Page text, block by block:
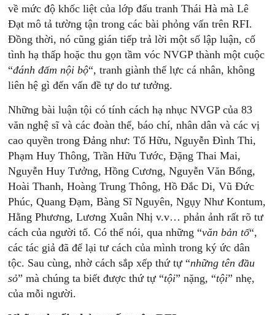
về mức độ khốc liệt của lớp đấu tranh Thái Hà mà Lê
Đạt mô tả tường tận trong các bài phỏng vấn trên RFI.
Đồng thời, nó cũng gián tiếp trả lời một số lập luận, cố
tình hạ thấp hoặc thu gọn tầm vóc NVGP thành một cuộc
“đánh đấm nội bộ“, tranh giành thế lực cá nhân, không
liên hệ gì đến vấn đề tự do tư tưởng.
Những bài luận tội có tính cách hạ nhục NVGP của 83
văn nghệ sĩ và các đoàn thể, báo chí, nhân dân và các vị
cao quyền trong Đảng như: Tố Hữu, Nguyễn Đình Thi,
Phạm Huy Thông, Trần Hữu Tước, Đặng Thai Mai,
Nguyễn Huy Tưởng, Hồng Cương, Nguyễn Văn Bổng,
Hoài Thanh, Hoàng Trung Thông, Hồ Đắc Di, Vũ Đức
Phúc, Quang Đạm, Bàng Sĩ Nguyên, Ngụy Như Kontum,
Hằng Phương, Lương Xuân Nhị v.v… phản ảnh rất rõ tư
cách của người tố. Có thể nói, qua những “văn bản tố“,
các tác giả đã để lại tư cách của mình trong ký ức dân
tộc. Sau cùng, nhờ cách sắp xếp thứ tự “những tên đầu
sỏ” mà chúng ta biết được thứ tự “tội” nặng, “tội” nhẹ,
của mỗi người.